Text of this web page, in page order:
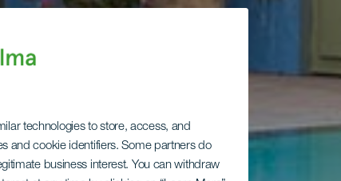
technologies to store, access, and
and cookie identifiers. Some partners do
business interest. You can withdraw